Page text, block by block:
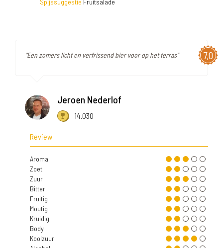
7,0
"Een zomers licht en verfrissend bier voor op het terras"
Jeroen Nederlof
14.030
Review
Aroma
Zoet
Zuur
Bitter
Fruitig
Moutig
Kruidig
Body
Koolzuur